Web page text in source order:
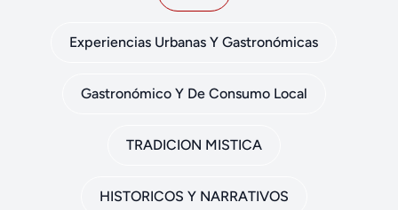
Experiencias Urbanas Y Gastronómicas
Gastronómico Y De Consumo Local
TRADICION MISTICA
HISTORICOS Y NARRATIVOS